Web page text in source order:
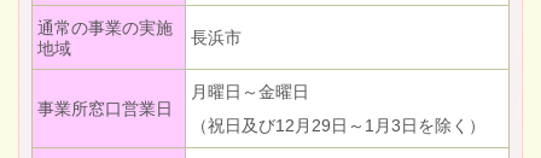
通常の事業の実施
地域
長浜市
事業所窓口営業日
月曜日～金曜日
（祝日及び12月29日～1月3日を除く）